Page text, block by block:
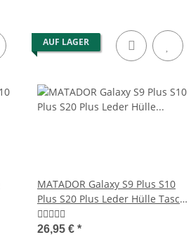
AUF LAGER
MATADOR Galaxy S9 Plus S10
Plus S20 Plus Leder Hülle Tasche
Braun
26,95 € *
MATADOR Leder Schultertasche
Brusttasche mit Handyfach